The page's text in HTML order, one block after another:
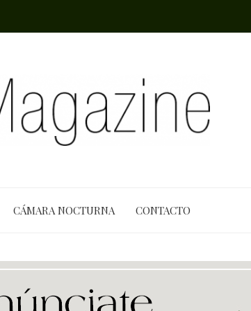
CÁMARA NOCTURNA CONTACTO